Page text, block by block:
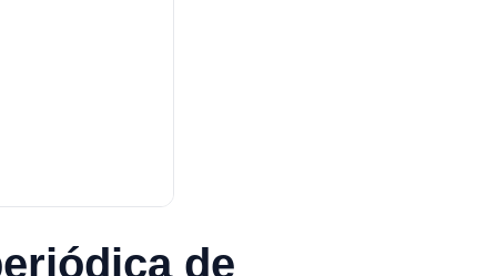
de